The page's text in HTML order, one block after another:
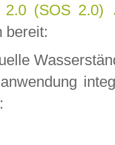
2.0 (SOS 2.0)
bereit: